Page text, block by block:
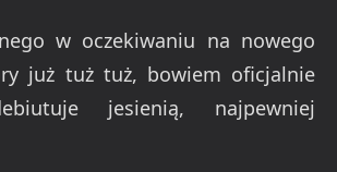
w oczekiwaniu na nowego
już tuż tuż, bowiem oficjalnie
jesienią, najpewniej